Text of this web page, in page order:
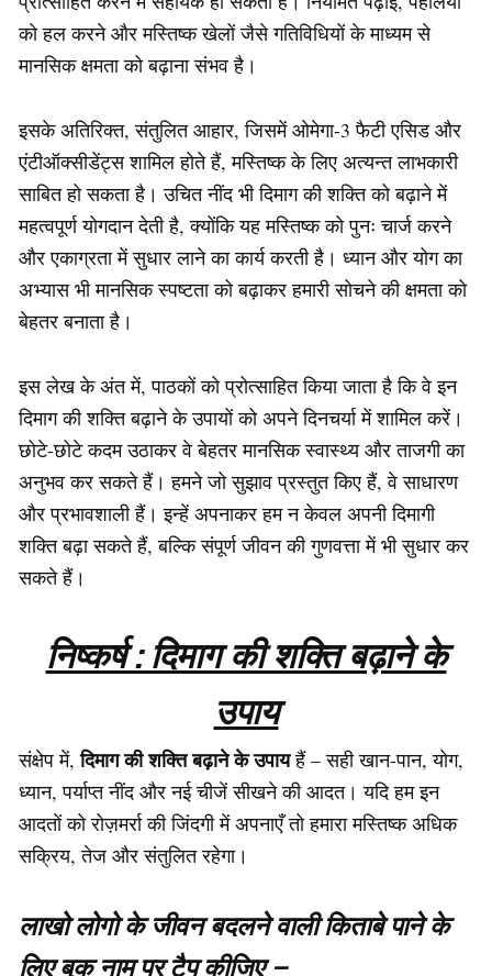
को हल करने और मस्तिष्क खेलों जैसे गतिविधियों के माध्यम से
मानसिक क्षमता को बढ़ाना संभव है।
इसके अतिरिक्त, संतुलित आहार, जिसमें ओमेगा-3 फैटी एसिड और
एंटीऑक्सीडेंट्स शामिल होते हैं, मस्तिष्क के लिए अत्यन्त लाभकारी
साबित हो सकता है। उचित नींद भी दिमाग की शक्ति को बढ़ाने में
महत्वपूर्ण योगदान देती है, क्योंकि यह मस्तिष्क को पुनः चार्ज करने
और एकाग्रता में सुधार लाने का कार्य करती है। ध्यान और योग का
अभ्यास भी मानसिक स्पष्टता को बढ़ाकर हमारी सोचने की क्षमता को
बेहतर बनाता है।
इस लेख के अंत में, पाठकों को प्रोत्साहित किया जाता है कि वे इन
दिमाग की शक्ति बढ़ाने के उपायों को अपने दिनचर्या में शामिल करें।
छोटे-छोटे कदम उठाकर वे बेहतर मानसिक स्वास्थ्य और ताजगी का
अनुभव कर सकते हैं। हमने जो सुझाव प्रस्तुत किए हैं, वे साधारण
और प्रभावशाली हैं। इन्हें अपनाकर हम न केवल अपनी दिमागी
शक्ति बढ़ा सकते हैं, बल्कि संपूर्ण जीवन की गुणवत्ता में भी सुधार कर
सकते हैं।
निष्कर्ष : दिमाग की शक्ति बढ़ाने के
उपाय
संक्षेप में,दिमाग की शक्ति बढ़ाने के उपायहैं – सही खान-पान, योग,
ध्यान, पर्याप्त नींद और नई चीजें सीखने की आदत। यदि हम इन
आदतों को रोज़मर्रा की जिंदगी में अपनाएँ तो हमारा मस्तिष्क अधिक
सक्रिय, तेज और संतुलित रहेगा।
लाखो लोगो के जीवन बदलने वाली किताबे पाने के
लिए बुक नाम पर टैप कीजिए –